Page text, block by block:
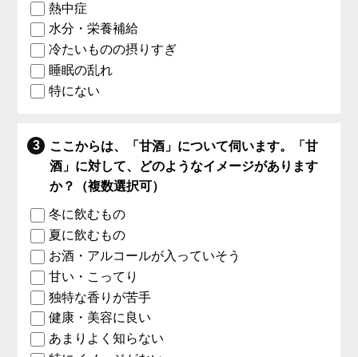
熱中症
水分・栄養補給
冷たいものの摂りすぎ
睡眠の乱れ
特にない
ここからは、「甘酒」について伺います。「甘
酒」に対して、どのようなイメージがあります
か？（複数選択可）
冬に飲むもの
夏に飲むもの
お酒・アルコールが入っていそう
甘い・こってり
独特な香りが苦手
健康・美容に良い
あまりよく知らない